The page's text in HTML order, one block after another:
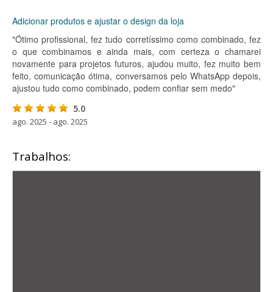
Adicionar produtos e ajustar o design da loja
"Ótimo profissional, fez tudo corretíssimo como combinado, fez
o que combinamos e ainda mais, com certeza o chamarei
novamente para projetos futuros, ajudou muito, fez muito bem
feito, comunicação ótima, conversamos pelo WhatsApp depois,
ajustou tudo como combinado, podem confiar sem medo"
5.0
ago. 2025 - ago. 2025
Trabalhos: